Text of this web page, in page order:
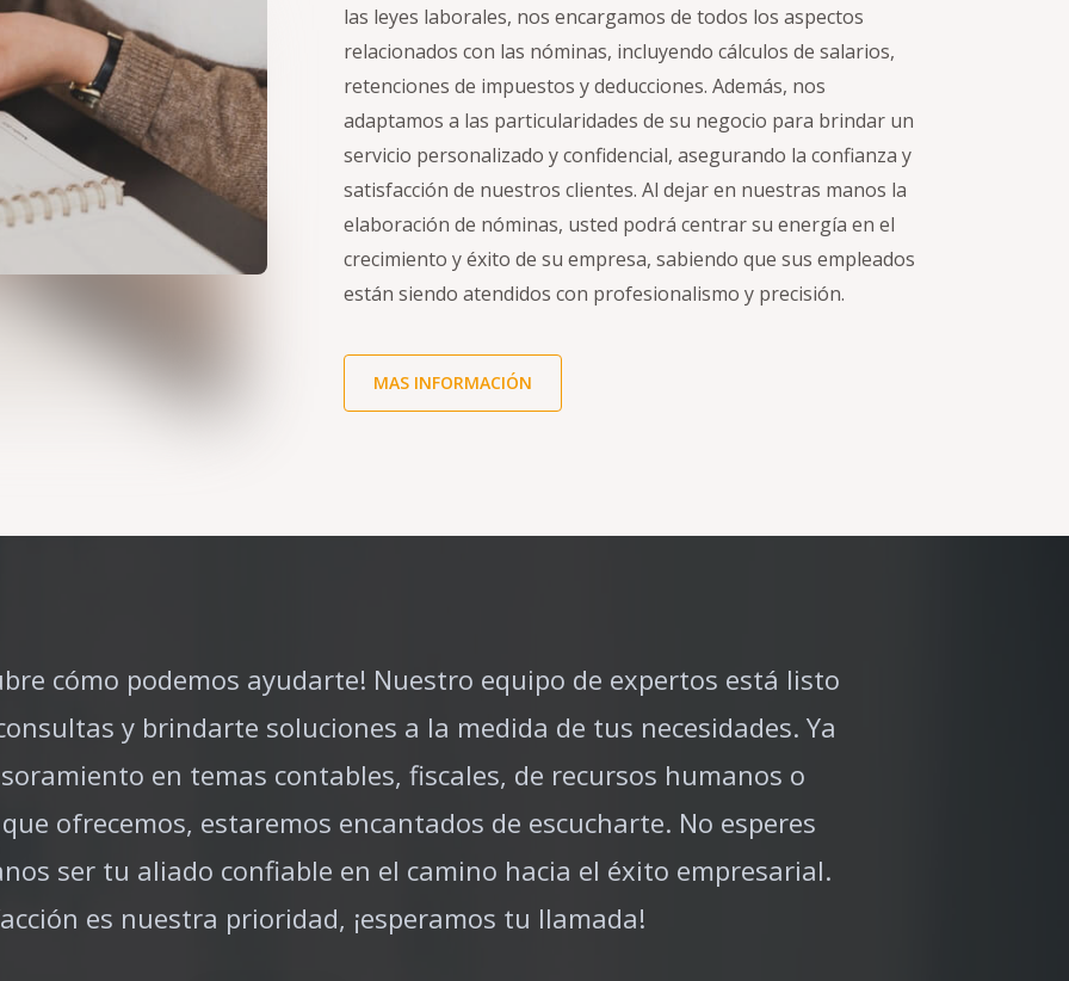
las leyes laborales, nos encargamos de todos los aspectos
relacionados con las nóminas, incluyendo cálculos de salarios,
retenciones de impuestos y deducciones. Además, nos
adaptamos a las particularidades de su negocio para brindar un
servicio personalizado y confidencial, asegurando la confianza y
satisfacción de nuestros clientes. Al dejar en nuestras manos la
elaboración de nóminas, usted podrá centrar su energía en el
crecimiento y éxito de su empresa, sabiendo que sus empleados
están siendo atendidos con profesionalismo y precisión.
MAS INFORMACIÓN
cómo podemos ayudarte! Nuestro equipo de expertos está listo
y brindarte soluciones a la medida de tus necesidades. Ya
en temas contables, fiscales, de recursos humanos o
ofrecemos, estaremos encantados de escucharte. No esperes
ser tu aliado confiable en el camino hacia el éxito empresarial.
es nuestra prioridad, ¡esperamos tu llamada!